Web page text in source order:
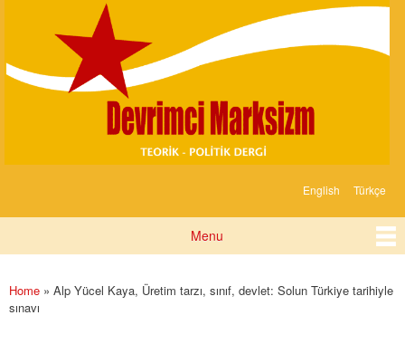
content
Marksizm
English Türkçe
Menu
You are here
Home » Alp Yücel Kaya, Üretim tarzı, sınıf, devlet: Solun Türkiye tarihiyle
sınavı